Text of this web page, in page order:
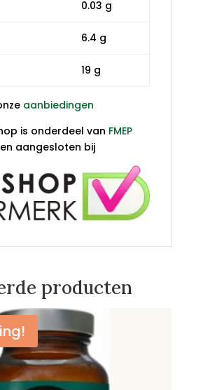
0.03 g
6.4 g
19 g
aanbiedingen
is onderdeel van FMEP
en aangesloten bij
producten